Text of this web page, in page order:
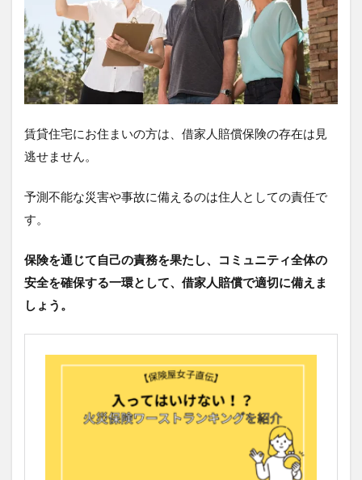
賃貸住宅にお住まいの方は、借家人賠償保険の存在は見
逃せません。
予測不能な災害や事故に備えるのは住人としての責任で
す。
保険を通じて自己の責務を果たし、コミュニティ全体の
安全を確保する一環として、借家人賠償で適切に備えま
しょう。